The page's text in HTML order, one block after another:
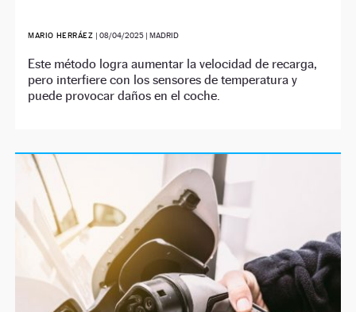
MARIO HERRÁEZ | 08/04/2025| MADRID
Este método logra aumentar la velocidad de recarga,
pero interfiere con los sensores de temperatura y
puede provocar daños en el coche.